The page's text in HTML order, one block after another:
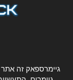
גיימרספאק זה